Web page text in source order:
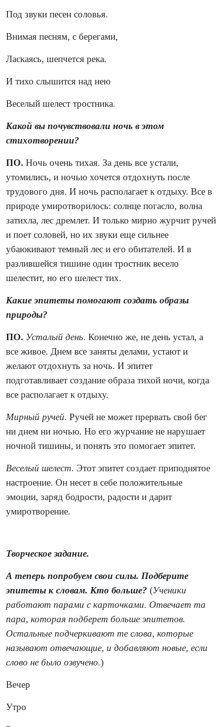
Под звуки песен соловья.
Внимая песням, с берегами,
Ласкаясь, шепчется река.
И тихо слышится над нею
Веселый шелест тростника.
Какой вы почувствовали ночь в этом
стихотворении?
ПО. Ночь очень тихая. За день все устали,
утомились, и ночью хочется отдохнуть после
трудового дня. И ночь располагает к отдыху. Все в
природе умиротворилось: солнце погасло, волна
затихла, лес дремлет. И только мирно журчит ручей
и поет соловей, но их звуки еще сильнее
убаюкивают темный лес и его обитателей. И в
разлившейся тишине один тростник весело
шелестит, но его шелест тих.
Какие эпитеты помогают создать образы
природы?
ПО. Усталый день. Конечно же, не день устал, а
все живое. Днем все заняты делами, устают и
желают отдохнуть за ночь. И эпитет
подготавливает создание образа тихой ночи, когда
все располагает к отдыху.
Мирный ручей. Ручей не может прервать свой бег
ни днем ни ночью. Но его журчание не нарушает
ночной тишины, и понять это помогает эпитет.
Веселый шелест. Этот эпитет создает приподнятое
настроение. Он несет в себе положительные
эмоции, заряд бодрости, радости и дарит
умиротворение.
Творческое задание.
А теперь попробуем свои силы. Подберите
эпитеты к словам. Кто больше? (Ученики
работают парами с карточками. Отвечает та
пара, которая подберет больше эпитетов.
Остальные подчеркивают те слова, которые
называют отвечающие, и добавляют новые, если
слово не было озвучено.)
Вечер
Утро